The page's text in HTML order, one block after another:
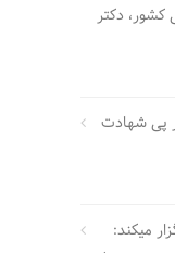
دکتر
پی شهادت
میکند: